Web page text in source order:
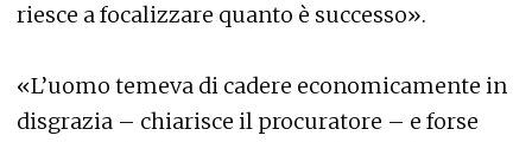
riesce a focalizzare quanto è successo».
«L’uomo temeva di cadere economicamente in
disgrazia – chiarisce il procuratore – e forse